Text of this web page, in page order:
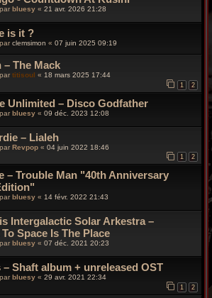
bluesy « 21 avr. 2026 21:28
is it ?
clemsimon « 07 juin 2025 09:19
The Mack
titisoul « 18 mars 2025 17:44
1 2
Unlimited ‎– Disco Godfather
bluesy « 09 déc. 2023 12:08
– Lialeh
Revpop « 04 juin 2022 18:46
1 2
– Trouble Man "40th Anniversary
bluesy « 14 févr. 2022 21:43
Intergalactic Solar Arkestra –
Space Is The Place
bluesy « 07 déc. 2021 20:23
– Shaft album + unreleased OST
bluesy « 29 avr. 2021 22:34
1 2